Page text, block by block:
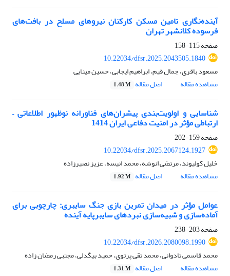
آینده‌نگاری تامین مسکن کارکنان نیروهای مسلح در بافت‌های
فرسوده کلانشهر تهران
صفحه115-158
10.22034/dfsr.2025.2043505.1840
مسعود باقری، جمال قیم، ابراهیم ایجابی، حسین مینایی
مشاهده مقاله
اصل مقاله 1.48 M
شناسایی و اولویت‌بندی پیشران‌های فناورانه نوظهور اطلاعاتی –
ارتباطی مؤثر در امنیت دفاعی ایران 1414
صفحه159-202
10.22034/dfsr.2025.2067124.1927
خلیل کولیوند، مرتضی انوشه، محمد انیسه، عزیز نصیرزاده
مشاهده مقاله
اصل مقاله 1.92 M
عوامل مؤثر در میدان‌ تمرین بازی جنگ سایبری: چارچوبی برای
‏آماده‌سازی و شبیه‌سازی نبردهای سایبرپایه آینده
صفحه203-238
10.22034/dfsr.2026.2080098.1990
محمد قاسمی تادوانی، محمد تقی پرتوی، حمید بیگدلی، مجتبی رمضان زاده
مشاهده مقاله
اصل مقاله 1.31 M